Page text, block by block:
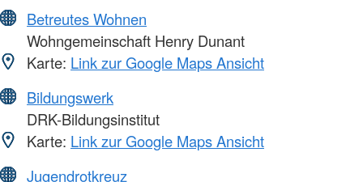
Betreutes Wohnen
Wohngemeinschaft Henry Dunant
Karte: Link zur Google Maps Ansicht
Bildungswerk
DRK-Bildungsinstitut
Karte: Link zur Google Maps Ansicht
Jugendrotkreuz